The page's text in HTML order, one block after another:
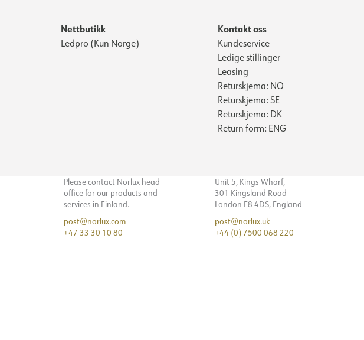
Nettbutikk
Ledpro (Kun Norge)
Kontakt oss
Kundeservice
Ledige stillinger
Leasing
Returskjema: NO
Returskjema: SE
Returskjema: DK
Return form: ENG
Please contact Norlux head
office for our products and
services in Finland.
post@norlux.com
+47 33 30 10 80
Unit 5, Kings Wharf,
301 Kingsland Road
London E8 4DS, England
post@norlux.uk
+44 (0) 7500 068 220